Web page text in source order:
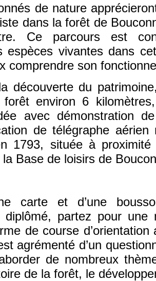
de nature
dans la forêt de
Ce parcours est
espèces vivantes dans
comprendre son
découverte du
environ 6
avec démonstration
de télégraphe
1793, située à
Base de loisirs de
carte et d’une
diplômé, partez pour
de course
agrémenté d’un
de nombreux
de la forêt, le